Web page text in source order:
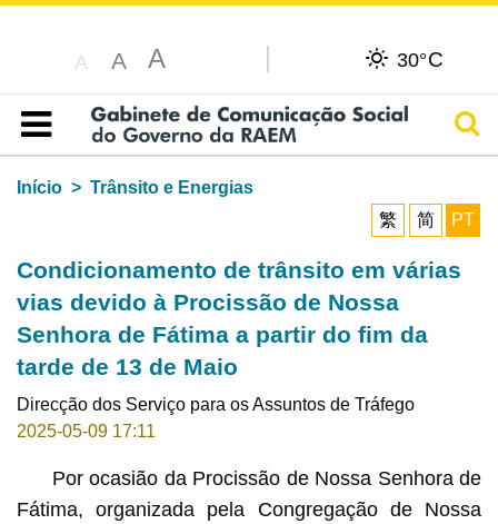
A A A 30°C
Índice
Início
Trânsito e Energias
繁
简 PT
Condicionamento de trânsito em várias
vias devido à Procissão de Nossa
Senhora de Fátima a partir do fim da
tarde de 13 de Maio
Direcção dos Serviço para os Assuntos de Tráfego
2025-05-09 17:11
Por ocasião da Procissão de Nossa Senhora de
Fátima, organizada pela Congregação de Nossa